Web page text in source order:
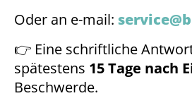
Oder an e-mail:
👉 Eine schriftliche
spätestens 15 Tage nach
Beschwerde.